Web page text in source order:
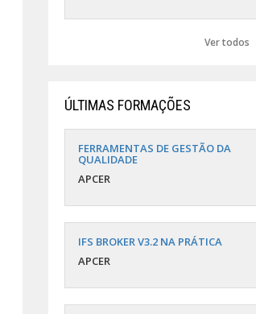
Ver todos
ÚLTIMAS FORMAÇÕES
FERRAMENTAS DE GESTÃO DA
QUALIDADE
APCER
IFS BROKER V3.2 NA PRÁTICA
APCER